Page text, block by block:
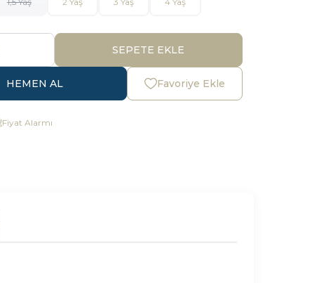
SEPETE EKLE
HEMEN AL Favoriye Ekle
Fiyat Alarmı